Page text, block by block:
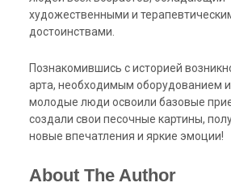
художественными и
достоинствами.
Познакомившись с историей
арта, необходимым оборудованием
молодые люди освоили базовые
создали свои песочные картины,
новые впечатления и яркие эмоции!
About The Author